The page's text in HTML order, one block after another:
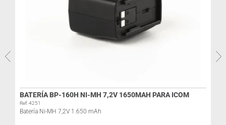
BATERÍA BP-160H NI-MH 7,2V 1650MAH PARA ICOM
Ref: 4251
Batería Ni-MH 7,2V 1.650 mAh